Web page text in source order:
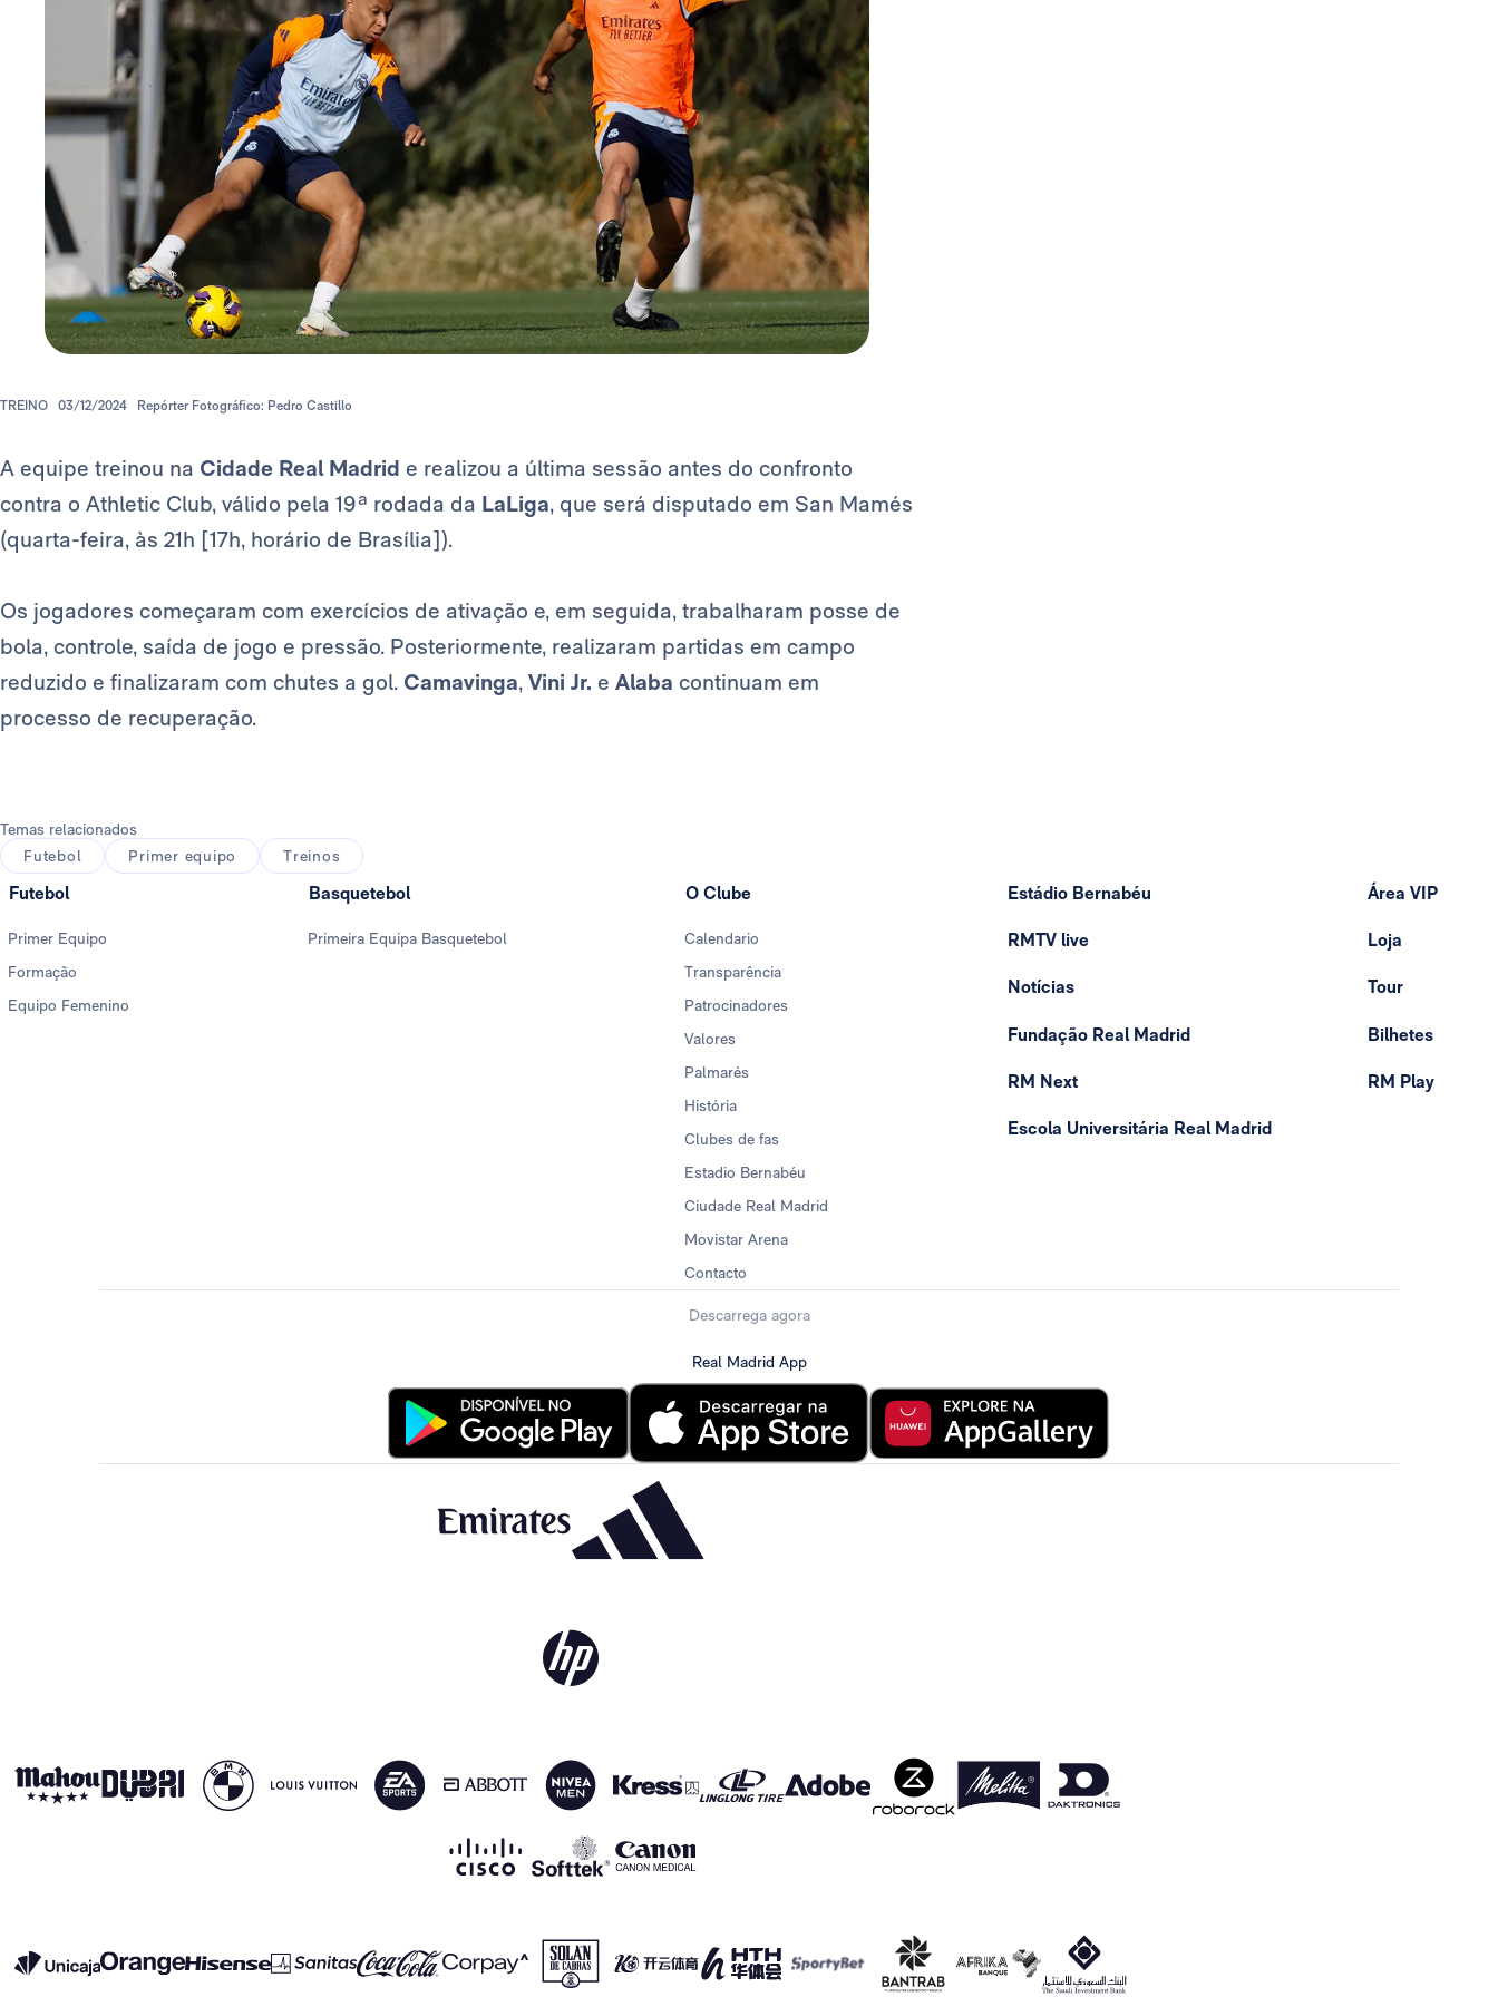
TREINO 03/12/2024 Repórter Fotográfico: Pedro Castillo
A equipe treinou na Cidade Real Madrid e realizou a última sessão antes do confronto
contra o Athletic Club, válido pela 19ª rodada da LaLiga, que será disputado em San Mamés
(quarta-feira, às 21h [17h, horário de Brasília]).
Os jogadores começaram com exercícios de ativação e, em seguida, trabalharam posse de
bola, controle, saída de jogo e pressão. Posteriormente, realizaram partidas em campo
reduzido e finalizaram com chutes a gol. Camavinga, Vini Jr. e Alaba continuam em
processo de recuperação.
Temas relacionados
Futebol
Primer equipo Treinos
Futebol
Primer Equipo
Formação
Equipo Femenino
Basquetebol
Primeira Equipa Basquetebol
O Clube
Calendario
Transparência
Patrocinadores
Valores
Palmarés
História
Clubes de fas
Estadio Bernabéu
Ciudade Real Madrid
Movistar Arena
Contacto
Estádio Bernabéu
RMTV live
Notícias
Fundação Real Madrid
RM Next
Escola Universitária Real Madrid
Área VIP
Loja
Tour
Bilhetes
RM Play
Descarrega agora
Real Madrid App